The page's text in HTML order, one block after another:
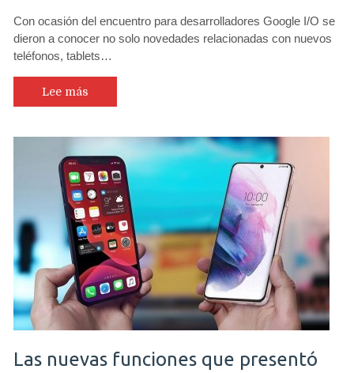
Con ocasión del encuentro para desarrolladores Google I/O se
dieron a conocer no solo novedades relacionadas con nuevos
teléfonos, tablets…
Lee más
Las nuevas funciones que presentó